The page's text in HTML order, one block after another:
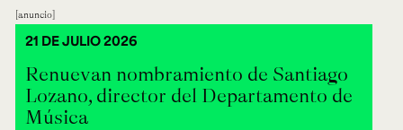
anuncio
Renuevan nombramiento de Santiago
Lozano, director del Departamento de
Música
21 DE JULIO 2026